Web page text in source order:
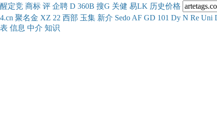
醒定竞 商标 评 企聘 D 360B 搜G 关健 易LK 历史价格
4.cn 聚名金 XZ 22 西部 玉集 新介 Sedo AF GD 101 Dy N Re Uni
表 信息 中介 知识